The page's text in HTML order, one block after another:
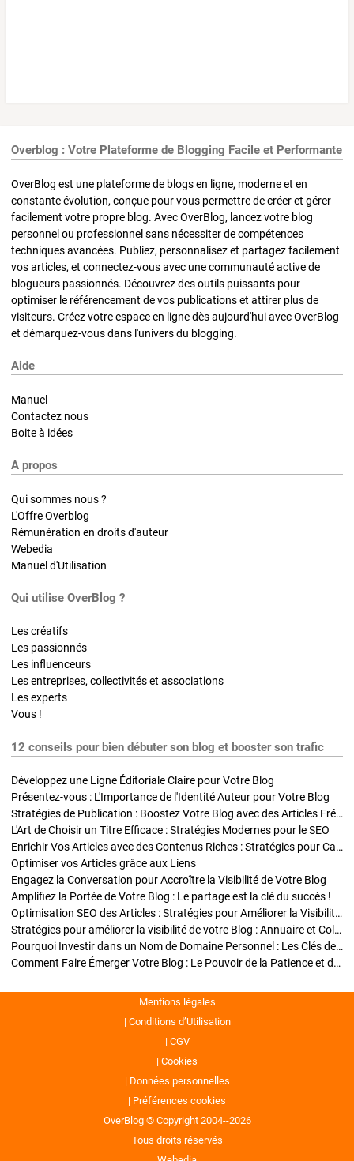
Overblog : Votre Plateforme de Blogging Facile et Performante
OverBlog est une plateforme de blogs en ligne, moderne et en
constante évolution, conçue pour vous permettre de créer et gérer
facilement votre propre blog. Avec OverBlog, lancez votre blog
personnel ou professionnel sans nécessiter de compétences
techniques avancées. Publiez, personnalisez et partagez facilement
vos articles, et connectez-vous avec une communauté active de
blogueurs passionnés. Découvrez des outils puissants pour
optimiser le référencement de vos publications et attirer plus de
visiteurs. Créez votre espace en ligne dès aujourd'hui avec OverBlog
et démarquez-vous dans l'univers du blogging.
Aide
Manuel
Contactez nous
Boite à idées
A propos
Qui sommes nous ?
L'Offre Overblog
Rémunération en droits d'auteur
Webedia
Manuel d'Utilisation
Qui utilise OverBlog ?
Les créatifs
Les passionnés
Les influenceurs
Les entreprises, collectivités et associations
Les experts
Vous !
12 conseils pour bien débuter son blog et booster son trafic
Développez une Ligne Éditoriale Claire pour Votre Blog
Présentez-vous : L'Importance de l'Identité Auteur pour Votre Blog
Stratégies de Publication : Boostez Votre Blog avec des Articles Fréquents et Exclusifs
L'Art de Choisir un Titre Efficace : Stratégies Modernes pour le SEO
Enrichir Vos Articles avec des Contenus Riches : Stratégies pour Captiver et Optimiser
Optimiser vos Articles grâce aux Liens
Engagez la Conversation pour Accroître la Visibilité de Votre Blog
Amplifiez la Portée de Votre Blog : Le partage est la clé du succès !
Optimisation SEO des Articles : Stratégies pour Améliorer la Visibilité de Votre Blog
Stratégies pour améliorer la visibilité de votre Blog : Annuaire et Collaborations
Pourquoi Investir dans un Nom de Domaine Personnel : Les Clés de la Réussite de Votre Blog
Comment Faire Émerger Votre Blog : Le Pouvoir de la Patience et de la Persévérance
Mentions légales
Conditions d’Utilisation
CGV
Cookies
Données personnelles
Préférences cookies
OverBlog © Copyright 2004--2026
Tous droits réservés